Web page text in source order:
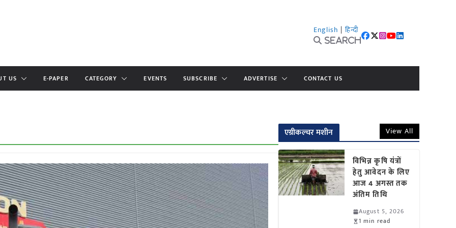
English | हिन्दी
Search
US E-PAPER CATEGORY EVENTS SUBSCRIBE ADVERTISE CONTACT US
एग्रीकल्चर मशीन View All
विभिन्न कृषि यंत्रों
हेतु आवेदन के लिए
आज 4 अगस्त तक
अंतिम तिथि
August 5, 2026
1 min read